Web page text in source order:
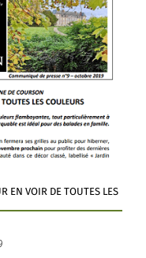
EN VOIR DE TOUTES LES